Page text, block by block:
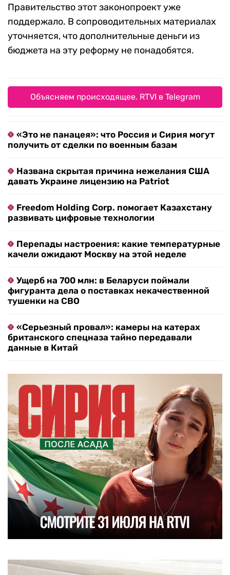
Правительство этот законопроект уже
поддержало. В сопроводительных материалах
уточняется, что дополнительные деньги из
бюджета на эту реформу не понадобятся.
Объясняем происходящее. RTVI в Telegram
«Это не панацея»: что Россия и Сирия могут
получить от сделки по военным базам
Названа скрытая причина нежелания США
давать Украине лицензию на Patriot
Freedom Holding Corp. помогает Казахстану
развивать цифровые технологии
Перепады настроения: какие температурные
качели ожидают Москву на этой неделе
Ущерб на 700 млн: в Беларуси поймали
фигуранта дела о поставках некачественной
тушенки на СВО
«Серьезный провал»: камеры на катерах
британского спецназа тайно передавали
данные в Китай